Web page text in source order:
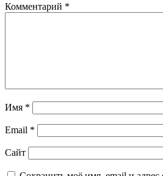
Комментарий *
Имя *
Email *
Сайт